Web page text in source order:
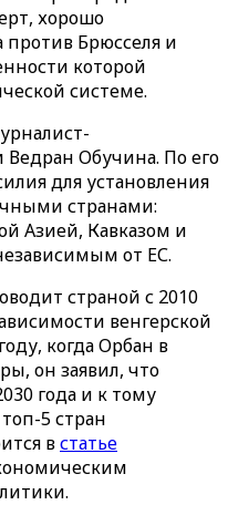
хорошо
против Брюсселя и
которой
системе.
Обучина. По его
для установления
странами:
Азией, Кавказом и
от ЕС.
страной с 2010
венгерской
когда Орбан в
он заявил, что
года и к тому
5 стран
встатье